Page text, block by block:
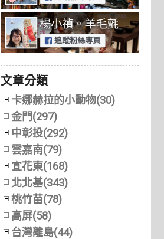
文章分類
卡娜赫拉的小動物(30)
金門(297)
中彰投(292)
雲嘉南(79)
宜花東(168)
北北基(343)
桃竹苗(78)
高屏(58)
台灣離島(44)